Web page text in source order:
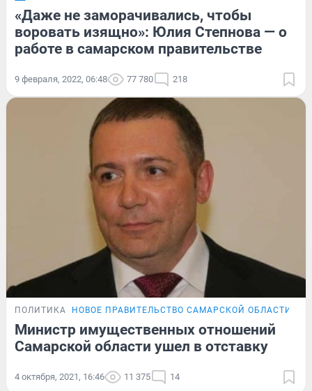
«Даже не заморачивались, чтобы
воровать изящно»: Юлия Степнова — о
работе в самарском правительстве
9 февраля, 2022, 06:48 77 780 218
ПОЛИТИКА НОВОЕ ПРАВИТЕЛЬСТВО САМАРСКОЙ ОБЛАСТИ
Министр имущественных отношений
Самарской области ушел в отставку
4 октября, 2021, 16:46 11 375 14